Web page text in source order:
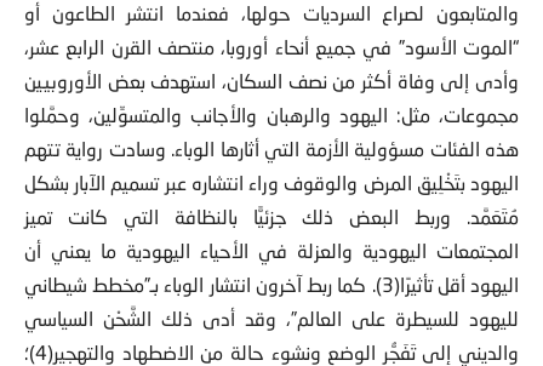
والمتابعون لصراع السرديات حولها، فعندما انتشر الطاعون أو
“الموت الأسود” في جميع أنحاء أوروبا، منتصف القرن الرابع عشر،
وأدى إلى وفاة أكثر من نصف السكان، استهدف بعض الأوروبيين
مجموعات، مثل: اليهود والرهبان والأجانب والمتسوِّلين، وحمَّلوا
هذه الفئات مسؤولية الأزمة التي أثارها الوباء. وسادت رواية تتهم
اليهود بتَخْلِيق المرض والوقوف وراء انتشاره عبر تسميم الآبار بشكل
مُتَعَمَّد. وربط البعض ذلك جزئيًّا بالنظافة التي كانت تميز
المجتمعات اليهودية والعزلة في الأحياء اليهودية ما يعني أن
اليهود أقل تأثيرًا(3). كما ربط آخرون انتشار الوباء بـ”مخطط شيطاني
لليهود للسيطرة على العالم”، وقد أدى ذلك الشَّحْن السياسي
والديني إلى تَفَجُّر الوضع ونشوء حالة من الاضطهاد والتهجير(4)؛